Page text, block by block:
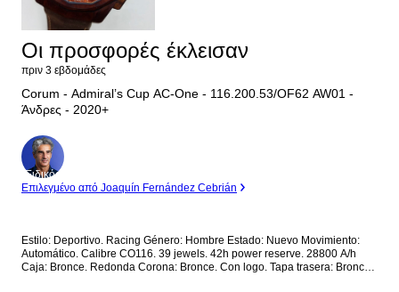
Οι προσφορές έκλεισαν
πριν 3 εβδομάδες
Corum - Admiral’s Cup AC-One - 116.200.53/OF62 AW01 -
Άνδρες - 2020+
Ειδικός
Επιλεγμένο από Joaquín Fernández Cebrián
Estilo: Deportivo. Racing Género: Hombre Estado: Nuevo Movimiento:
Automático. Calibre CO116. 39 jewels. 42h power reserve. 28800 A/h
Caja: Bronce. Redonda Corona: Bronce. Con logo. Tapa trasera: Bronce.